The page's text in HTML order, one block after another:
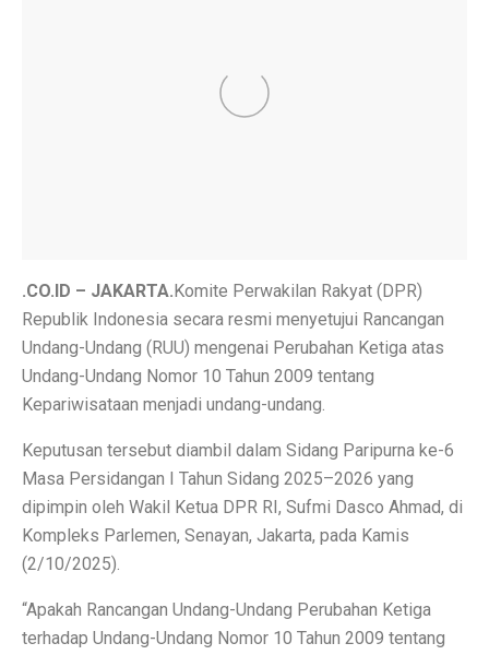
8 Ciri Rumah Tropis Sederhana: Hunian Asri, Sejuk,
Tugas dan Wewenang OJK, Regulator dari Krisis
5 Fakta Menarik Ikan Green Terror yang Agresif dan
5 Rekomendasi Film Park Chan Wook yang Harus
Ulang Tahun ke-34, Excelso Hadirkan Seri Matcha
Terapi Ginjal dengan Teknologi Cuci Darah Terbaru
5 Rahasia Kehidupan Panjang Manusia Tertua
Casa Modena, Kafe Rumah yang Nyaman di Modena
.CO.ID – JAKARTA.Komite Perwakilan Rakyat (DPR)
Republik Indonesia secara resmi menyetujui Rancangan
Undang-Undang (RUU) mengenai Perubahan Ketiga atas
Undang-Undang Nomor 10 Tahun 2009 tentang
Kepariwisataan menjadi undang-undang.
Keputusan tersebut diambil dalam Sidang Paripurna ke-6
Masa Persidangan I Tahun Sidang 2025–2026 yang
dipimpin oleh Wakil Ketua DPR RI, Sufmi Dasco Ahmad, di
Kompleks Parlemen, Senayan, Jakarta, pada Kamis
(2/10/2025).
“Apakah Rancangan Undang-Undang Perubahan Ketiga
terhadap Undang-Undang Nomor 10 Tahun 2009 tentang